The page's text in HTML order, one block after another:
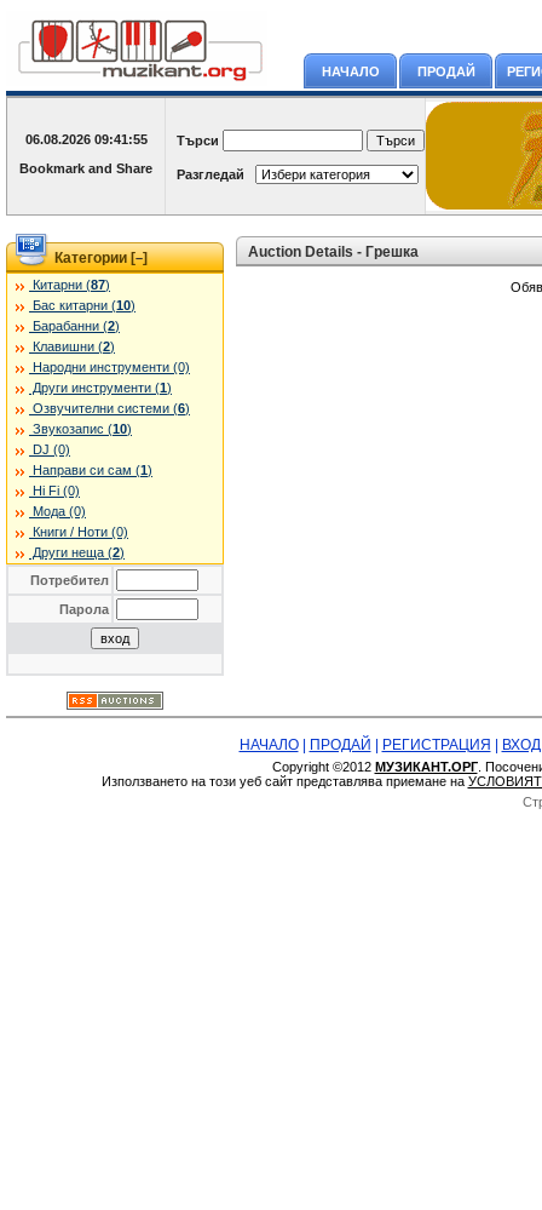
НАЧАЛО ПРОДАЙ
06.08.2026 09:41:55 Търси
Разгледай
Категории [–]
Китарни (87)
Бас китарни (10)
Барабанни (2)
Клавишни (2)
Народни инструменти (0)
Други инструменти (1)
Озвучителни системи (6)
Звукозапис (10)
DJ (0)
Направи си сам (1)
Hi Fi (0)
Мода (0)
Книги / Ноти (0)
Други неща (2)
Потребител
Парола
Auction Details - Грешка
НАЧАЛО| ПРОДАЙ РЕГИСТРАЦИЯ ВХОД
Copyright ©2012 МУЗИКАНТ.ОРГ.
Използването на този уеб сайт представлява приемане на